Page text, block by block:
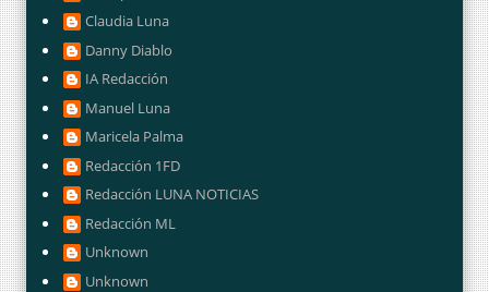
Claudia Luna
Danny Diablo
IA Redacción
Manuel Luna
Maricela Palma
Redacción 1FD
Redacción LUNA NOTICIAS
Redacción ML
Unknown
Unknown